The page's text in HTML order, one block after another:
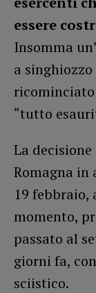
essere
Insomma
a singhiozzo
“tutto
La
Romagna in
19 febbraio,
momento,
passato al
giorni fa,
sciistico.